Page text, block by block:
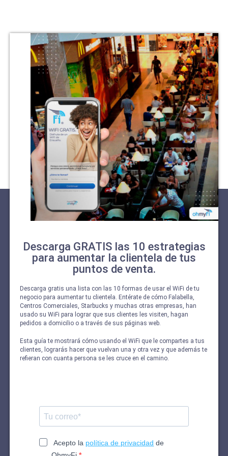
Descarga GRATIS las 10 estrategias
para aumentar la clientela de tus
puntos de venta.
Descarga gratis una lista con las 10 formas de usar el WiFi de tu
negocio para aumentar tu clientela. Entérate de cómo Falabella,
Centros Comerciales, Starbucks y muchas otras empresas, han
usado su WiFi para lograr que sus clientes les visiten, hagan
pedidos a domicilio o a través de sus páginas web.
Esta guía te mostrará cómo usando el WiFi que le compartes a tus
clientes, lograrás hacer que vuelvan una y otra vez y que además te
refieran con cuanta persona se les cruce en el camino.
Acepto la política de privacidad de